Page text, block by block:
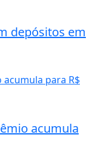
depósitos em
acumula